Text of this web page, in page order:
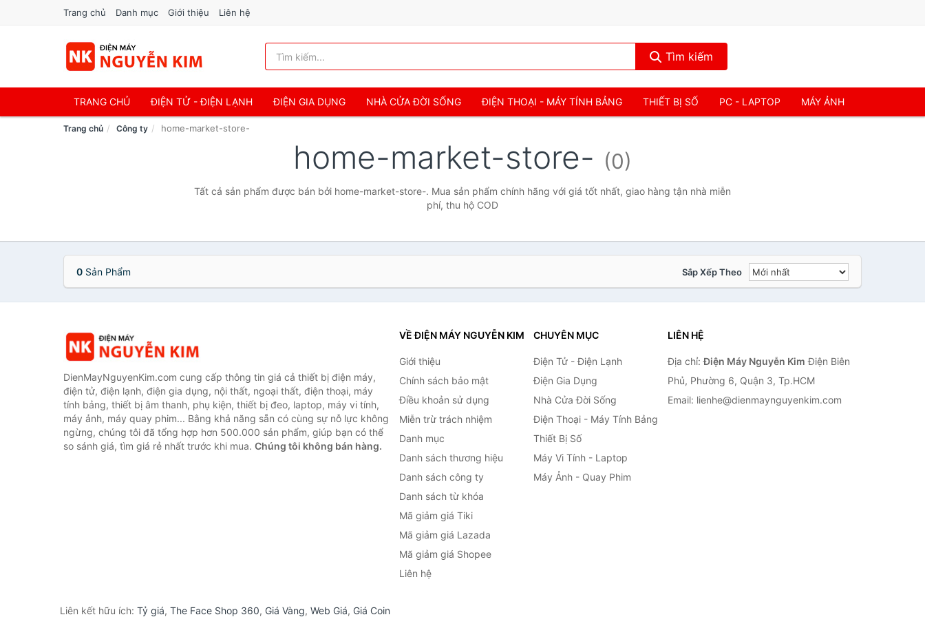
Trang chủ Danh mục Giới thiệu Liên hệ
Tìm kiếm
TRANG CHỦ ĐIỆN TỬ - ĐIỆN LẠNH ĐIỆN GIA DỤNG NHÀ CỬA ĐỜI SỐNG ĐIỆN THOẠI - MÁY TÍNH BẢNG THIẾT BỊ SỐ PC - LAPTOP MÁY ẢNH
Trang chủ Công ty home-market-store-
home-market-store- (0)
Tất cả sản phẩm được bán bởi home-market-store-. Mua sản phẩm chính hãng với giá tốt nhất, giao hàng tận nhà miễn
phí, thu hộ COD
0 Sản Phẩm Sắp Xếp Theo
DienMayNguyenKim.com cung cấp thông tin giá cả thiết bị điện máy,
điện tử, điện lạnh, điện gia dụng, nội thất, ngoại thất, điện thoại, máy
tính bảng, thiết bị âm thanh, phụ kiện, thiết bị đeo, laptop, máy vi tính,
máy ảnh, máy quay phim... Bằng khả năng sẵn có cùng sự nỗ lực không
ngừng, chúng tôi đã tổng hợp hơn 500.000 sản phẩm, giúp bạn có thể
so sánh giá, tìm giá rẻ nhất trước khi mua. Chúng tôi không bán hàng.
VỀ ĐIỆN MÁY NGUYỄN KIM
Giới thiệu
Chính sách bảo mật
Điều khoản sử dụng
Miễn trừ trách nhiệm
Danh mục
Danh sách thương hiệu
Danh sách công ty
Danh sách từ khóa
Mã giảm giá Tiki
Mã giảm giá Lazada
Mã giảm giá Shopee
Liên hệ
CHUYÊN MỤC
Điện Tử - Điện Lạnh
Điện Gia Dụng
Nhà Cửa Đời Sống
Điện Thoại - Máy Tính Bảng
Thiết Bị Số
Máy Vi Tính - Laptop
Máy Ảnh - Quay Phim
LIÊN HỆ
Địa chỉ:Điện Máy Nguyễn Kim Điện Biên
Phủ, Phường 6, Quận 3, Tp.HCM
Email: lienhe@dienmaynguyenkim.com
Liên kết hữu ích: Tỷ giá, The Face Shop 360, Giá Vàng, Web Giá, Giá Coin